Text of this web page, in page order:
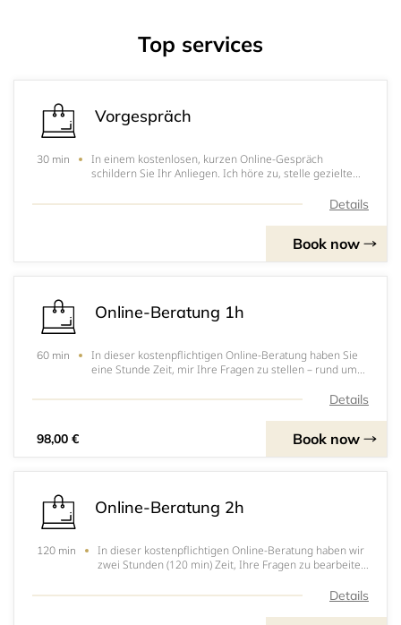
Top services
Vorgespräch
30 min
In einem kostenlosen, kurzen Online-Gespräch
schildern Sie Ihr Anliegen. Ich höre zu, stelle gezielte
ich Sie unterstützen kann. Sie erhalten eine klareDetails
Book now
Online-Beratung 1h
60 min
In dieser kostenpflichtigen Online-Beratung haben Sie
eine Stunde Zeit, mir Ihre Fragen zu stellen – rund um
Marketing oder Social-Media-Strategie. TechnischeDetails
98,00 € Book now
Online-Beratung 2h
120 min
In dieser kostenpflichtigen Online-Beratung haben wir
zwei Stunden (120 min) Zeit, Ihre Fragen zu bearbeiten
Struktur, Marketing oder Social-Media-Strategie.Details